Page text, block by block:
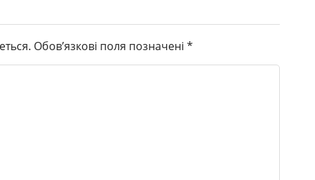
Обов’язкові поля позначені *